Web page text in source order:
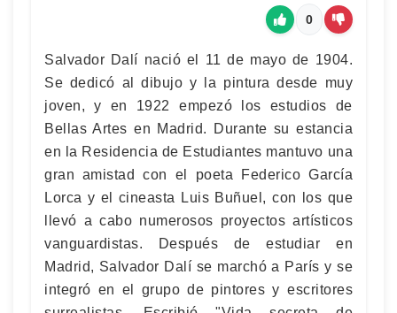
0
Salvador Dalí nació el 11 de mayo de 1904.
Se dedicó al dibujo y la pintura desde muy
joven, y en 1922 empezó los estudios de
Bellas Artes en Madrid. Durante su estancia
en la Residencia de Estudiantes mantuvo una
gran amistad con el poeta Federico García
Lorca y el cineasta Luis Buñuel, con los que
llevó a cabo numerosos proyectos artísticos
vanguardistas. Después de estudiar en
Madrid, Salvador Dalí se marchó a París y se
integró en el grupo de pintores y escritores